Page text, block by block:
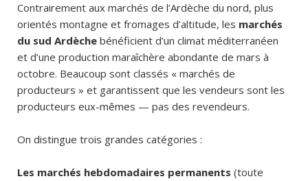
Contrairement aux marchés de l’Ardèche du nord, plus
orientés montagne et fromages d’altitude, les marchés
du sud Ardèche bénéficient d’un climat méditerranéen
et d’une production maraîchère abondante de mars à
octobre. Beaucoup sont classés « marchés de
producteurs » et garantissent que les vendeurs sont les
producteurs eux-mêmes — pas des revendeurs.
On distingue trois grandes catégories :
Les marchés hebdomadaires permanents (toute